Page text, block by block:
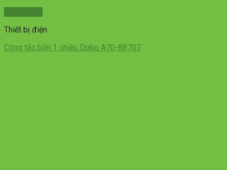
Thiết bị điện
Công tắc bốn 1 chiều Dobo A70-88707